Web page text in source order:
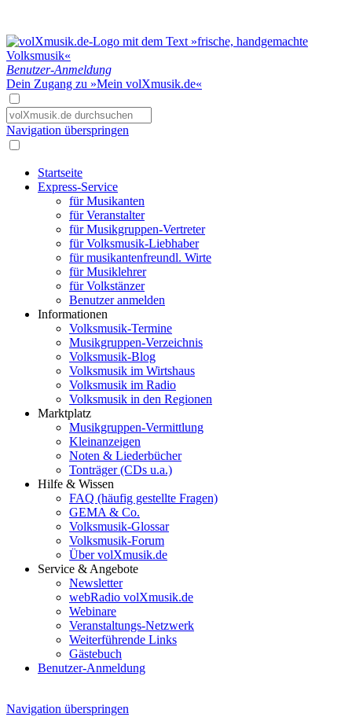
Benutzer-Anmeldung
Dein Zugang zu »Mein volXmusik.de«
Navigation überspringen
Startseite
Express-Service
für Musikanten
für Veranstalter
für Musikgruppen-Vertreter
für Volksmusik-Liebhaber
für musikantenfreundl. Wirte
für Musiklehrer
für Volkstänzer
Benutzer anmelden
Informationen
Volksmusik-Termine
Musikgruppen-Verzeichnis
Volksmusik-Blog
Volksmusik im Wirtshaus
Volksmusik im Radio
Volksmusik in den Regionen
Marktplatz
Musikgruppen-Vermittlung
Kleinanzeigen
Noten & Liederbücher
Tonträger (CDs u.a.)
Hilfe & Wissen
FAQ (häufig gestellte Fragen)
GEMA & Co.
Volksmusik-Glossar
Volksmusik-Forum
Über volXmusik.de
Service & Angebote
Newsletter
webRadio volXmusik.de
Webinare
Veranstaltungs-Netzwerk
Weiterführende Links
Gästebuch
Benutzer-Anmeldung
Navigation überspringen